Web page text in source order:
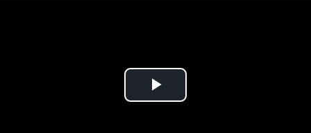
Play Video